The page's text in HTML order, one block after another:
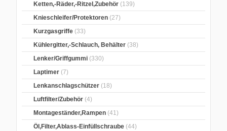
Ketten,-Räder,-Ritzel,Zubehör (139)
Knieschleifer/Protektoren (27)
Kurzgasgriffe (33)
Kühlergitter,-Schlauch, Behälter (38)
Lenker/Griffgummi (330)
Laptimer (7)
Lenkanschlagschützer (18)
Luftfilter/Zubehör (4)
Montageständer,Rampen (41)
Öl,Filter,Ablass-Einfüllschraube (44)